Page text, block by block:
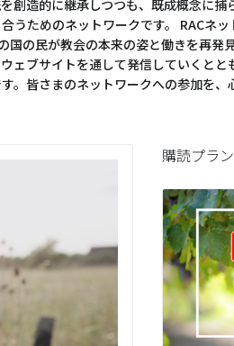
創造的に継承しつつも、既成概念に
うためのネットワークです。
の民が教会の本来の姿と働きを再
ェブサイトを通して発信していくと
。皆さまのネットワークへの参加を
購読プラン